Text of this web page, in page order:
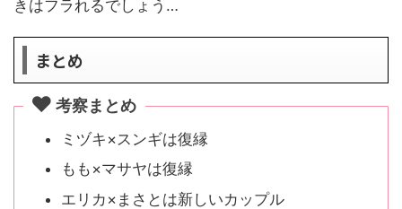
きはフラれるでしょう…
まとめ
考察まとめ
ミヅキ×スンギは復縁
もも×マサヤは復縁
エリカ×まさとは新しいカップル